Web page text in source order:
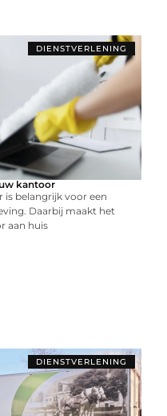
DIENSTVERLENING
kantoor
belangrijk voor een
Daarbij maakt het
aan huis
DIENSTVERLENING